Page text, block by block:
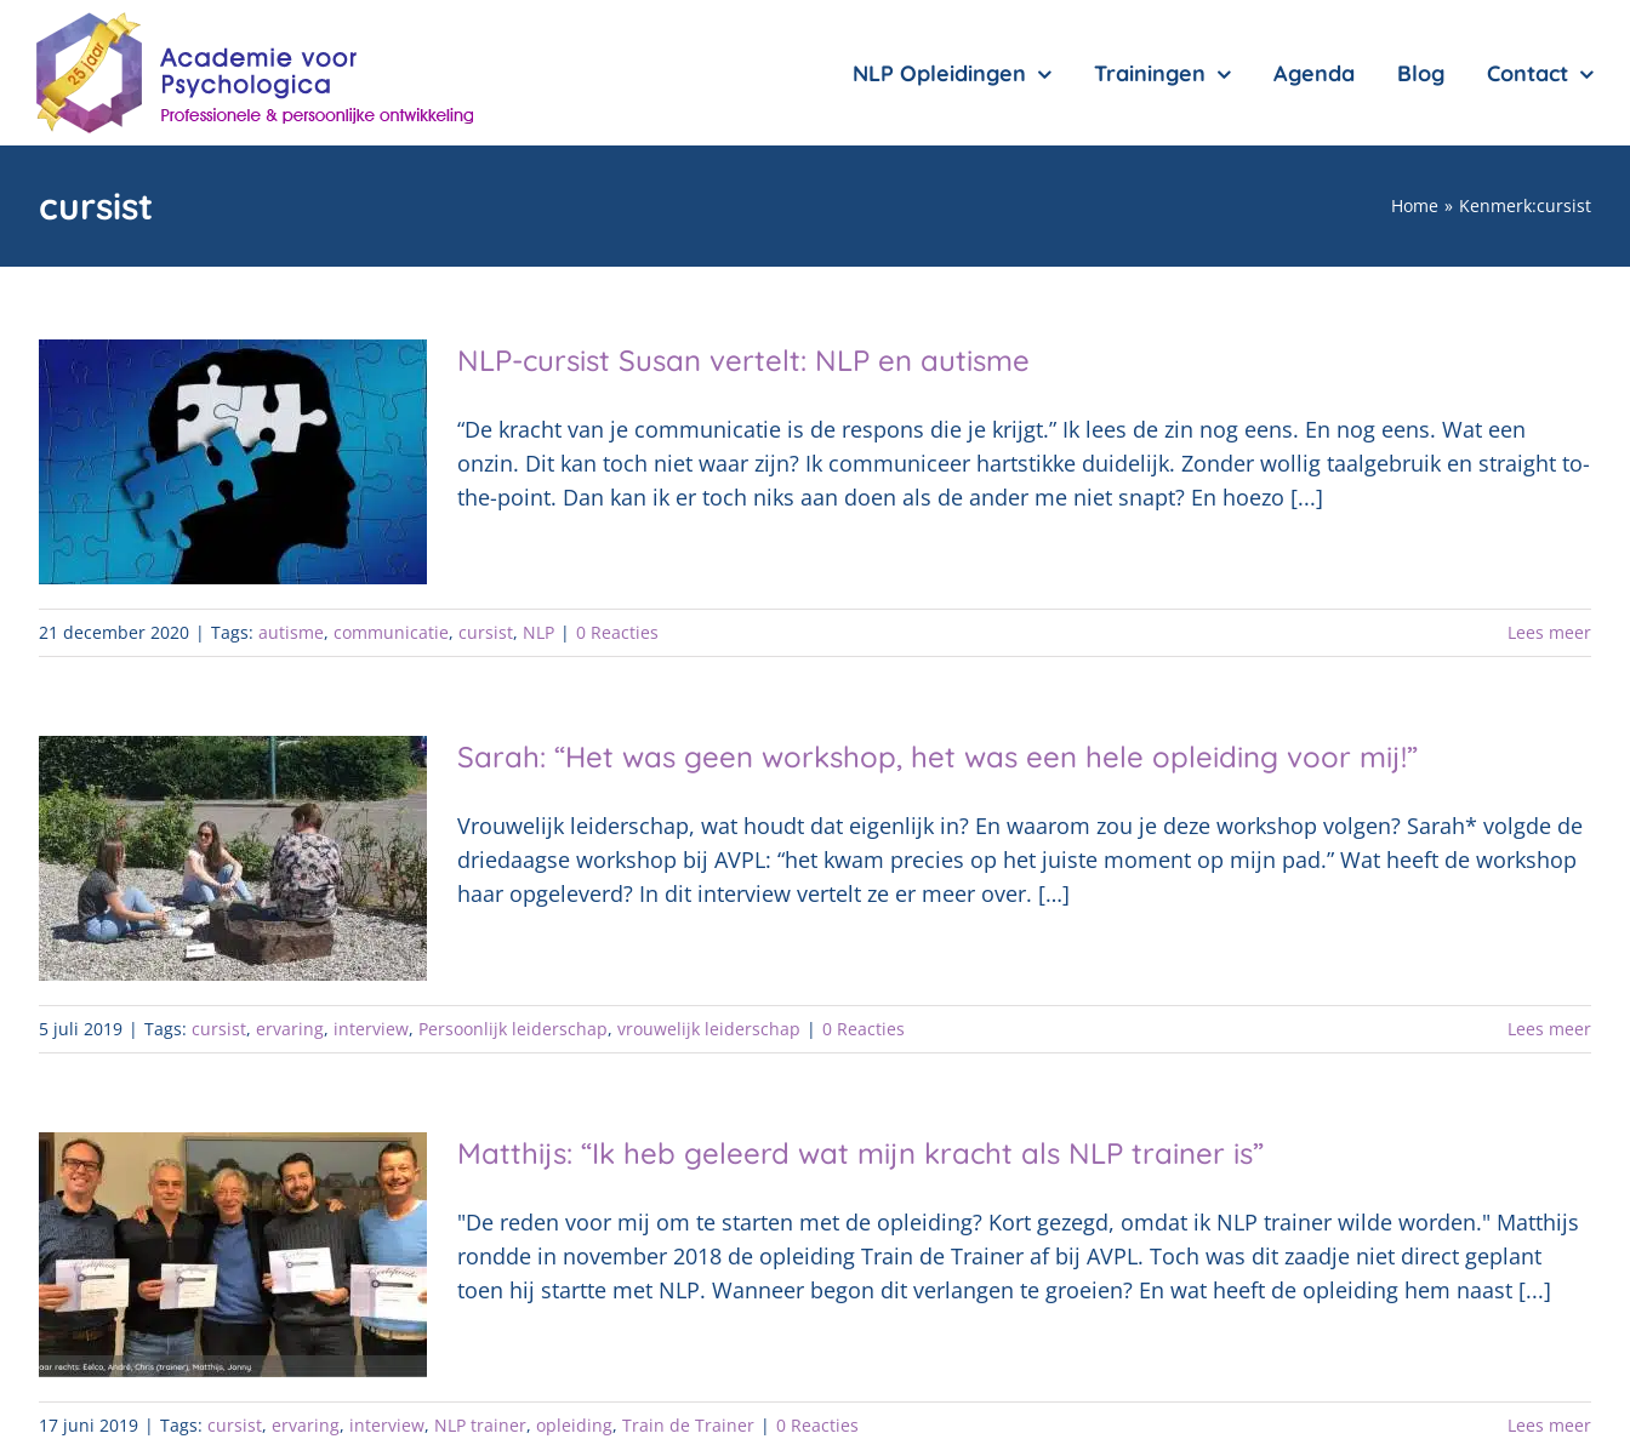
content
NLP Opleidingen Trainingen Agenda Blog Contact
cursist Home Kenmerk:cursist
NLP-cursist Susan vertelt: NLP en autisme
“De kracht van je communicatie is de respons die je krijgt.” Ik lees de zin nog eens. En nog eens. Wat een
onzin. Dit kan toch niet waar zijn? Ik communiceer hartstikke duidelijk. Zonder wollig taalgebruik en straight to-
the-point. Dan kan ik er toch niks aan doen als de ander me niet snapt? En hoezo [...]
21 december 2020 | Tags: autisme, communicatie, cursist, NLP | 0 Reacties Lees meer
Sarah: “Het was geen workshop, het was een hele opleiding voor mij!”
Vrouwelijk leiderschap, wat houdt dat eigenlijk in? En waarom zou je deze workshop volgen? Sarah* volgde de
driedaagse workshop bij AVPL: “het kwam precies op het juiste moment op mijn pad.” Wat heeft de workshop
haar opgeleverd? In dit interview vertelt ze er meer over. […]
5 juli 2019 | Tags: cursist, ervaring, interview, Persoonlijk leiderschap, vrouwelijk leiderschap | 0 Reacties Lees meer
Matthijs: “Ik heb geleerd wat mijn kracht als NLP trainer is”
"De reden voor mij om te starten met de opleiding? Kort gezegd, omdat ik NLP trainer wilde worden." Matthijs
rondde in november 2018 de opleiding Train de Trainer af bij AVPL. Toch was dit zaadje niet direct geplant
toen hij startte met NLP. Wanneer begon dit verlangen te groeien? En wat heeft de opleiding hem naast [...]
17 juni 2019 | Tags: cursist, ervaring, interview, NLP trainer, opleiding, Train de Trainer | 0 Reacties Lees meer